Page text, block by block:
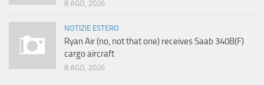
8 AGO, 2026
NOTIZIE ESTERO
Ryan Air (no, not that one) receives Saab 340B(F)
cargo aircraft
8 AGO, 2026